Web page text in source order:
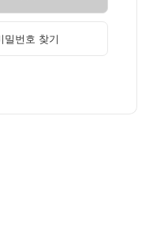
밀번호 찾기